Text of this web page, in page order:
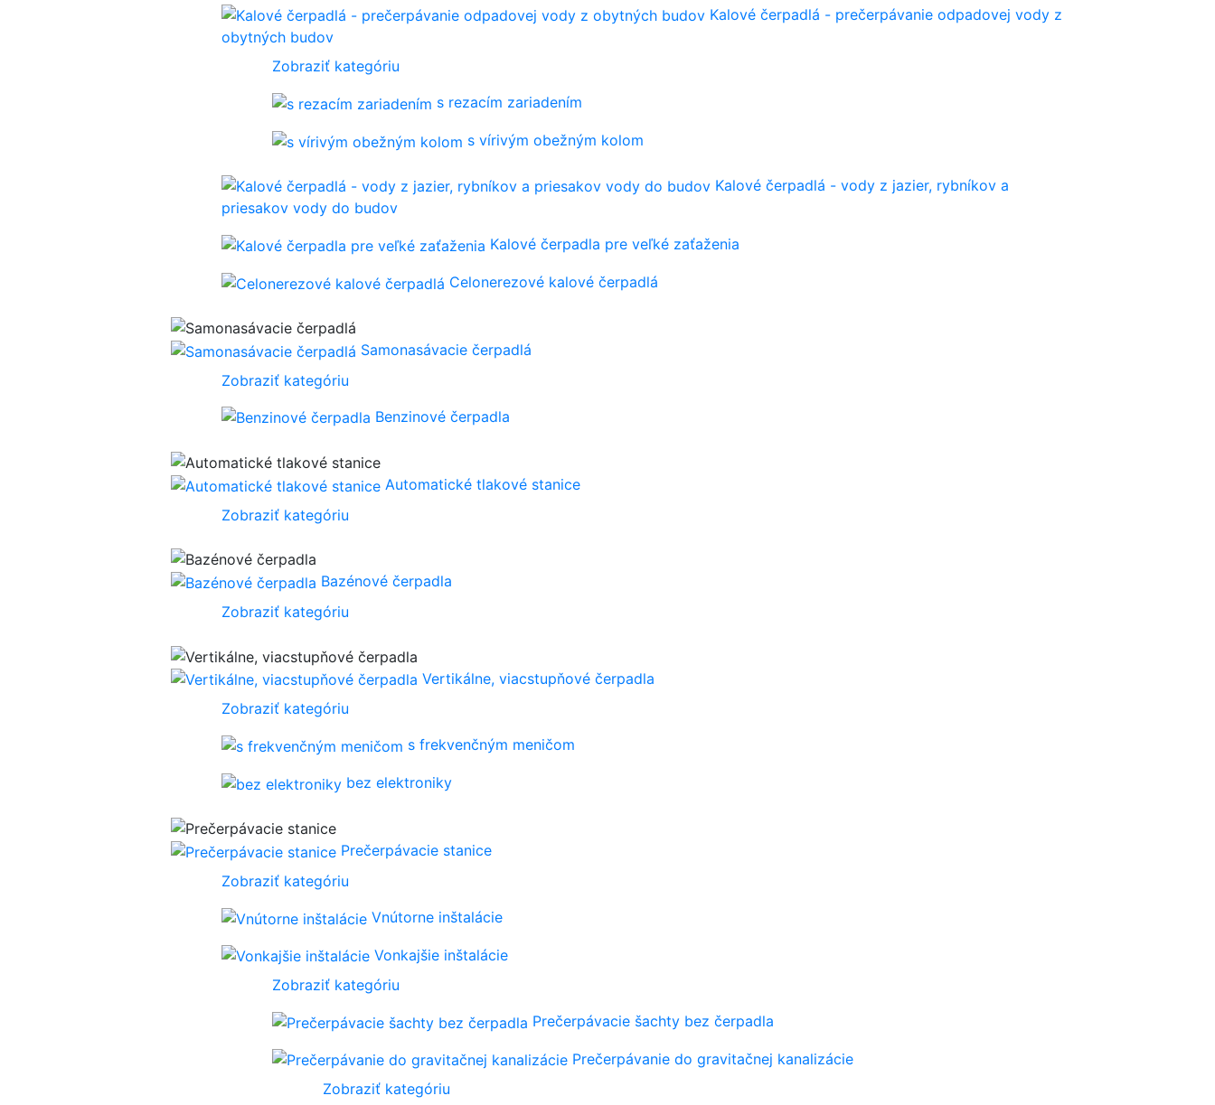
Kalové čerpadlá - prečerpávanie odpadovej vody z
obytných budov
Zobraziť kategóriu
s rezacím zariadením
s vírivým obežným kolom
Kalové čerpadlá - vody z jazier, rybníkov a
priesakov vody do budov
Kalové čerpadla pre veľké zaťaženia
Celonerezové kalové čerpadlá
Samonasávacie čerpadlá
Zobraziť kategóriu
Benzinové čerpadla
Automatické tlakové stanice
Zobraziť kategóriu
Bazénové čerpadla
Zobraziť kategóriu
Vertikálne, viacstupňové čerpadla
Zobraziť kategóriu
s frekvenčným meničom
bez elektroniky
Prečerpávacie stanice
Zobraziť kategóriu
Vnútorne inštalácie
Vonkajšie inštalácie
Zobraziť kategóriu
Prečerpávacie šachty bez čerpadla
Prečerpávanie do gravitačnej kanalizácie
Zobraziť kategóriu